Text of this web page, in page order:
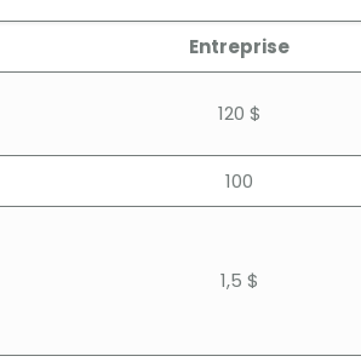
Entreprise
120 $
100
1,5 $